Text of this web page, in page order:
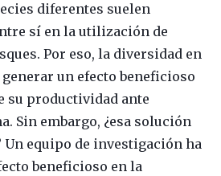
diferentes suelen
sí en la utilización de
Por eso, la diversidad en
un efecto beneficioso
su productividad ante
Sin embargo, ¿esa solución
equipo de investigación ha
beneficioso en la